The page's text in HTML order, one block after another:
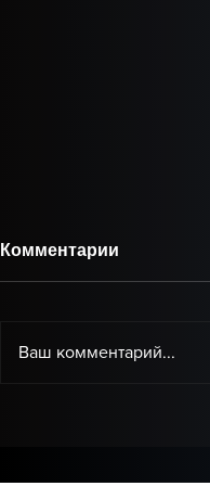
Комментарии
Ваш комментарий...